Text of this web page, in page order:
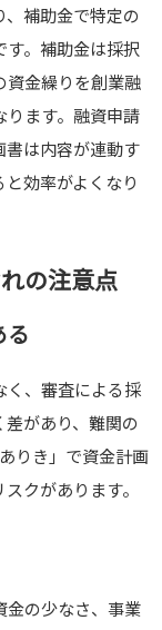
補助金で特定の
。補助金は採択
資金繰りを創業融
ります。融資申請
書は内容が連動す
効率がよくなり
の注意点
く、審査による採
があり、難関の
りき」で資金計画
クがあります。
金の少なさ、事業